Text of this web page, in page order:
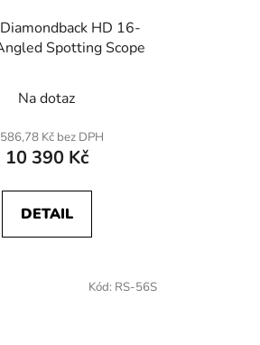
HD 16-
Spotting Scope
Na dotaz
Kč bez DPH
10 390 Kč
DETAIL
Kód: RS-56S